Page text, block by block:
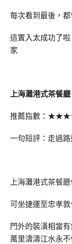
每次看到最後，
這置入太成功了
家
上海灘港式茶餐廳
推薦指數：
一句短評：走過
上海灘港式茶餐
可坐捷運至忠孝
門外的裝潢相當
萬里濤濤江水永不